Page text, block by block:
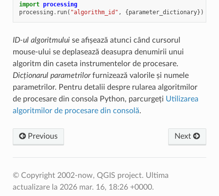
import processing
processing . run( "algorithm_id" , {parameter_dictionary})
ID-ul algoritmuluise afișează atunci când cursorul
mouse-ului se deplasează deasupra denumirii unui
algoritm din caseta instrumentelor de procesare.
Dicționarul parametrilorfurnizează valorile și numele
parametrilor. Pentru detalii despre rularea algoritmilor
de procesare din consola Python, parcurgeți Utilizarea
algoritmilor de procesare din consolă.
Previous Next
© Copyright 2002-now, QGIS project. Ultima
actualizare la 2026 mar. 16, 18:26 +0000.